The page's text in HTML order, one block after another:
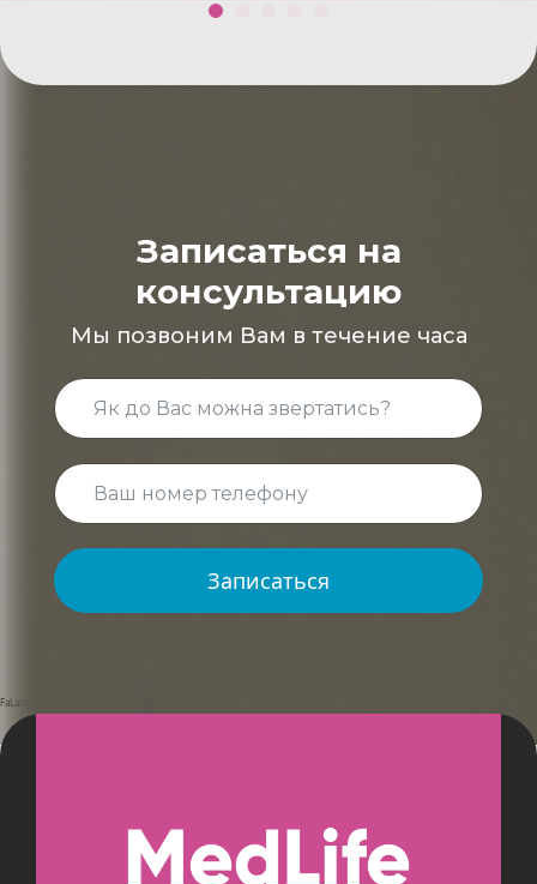
Записаться на
консультацию
Мы позвоним Вам в течение часа
Записаться
FaLang translation system by Faboba